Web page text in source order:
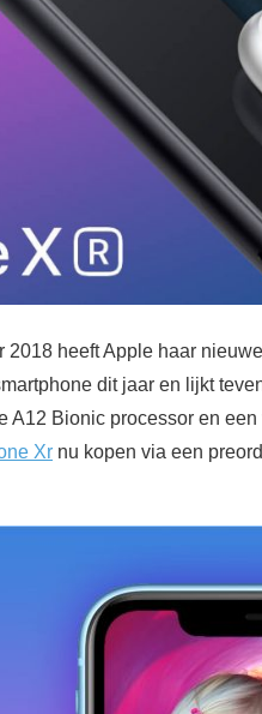
2018 heeft Apple haar
dit jaar en lijkt
A12 Bionic processor en
Xr nu kopen via een